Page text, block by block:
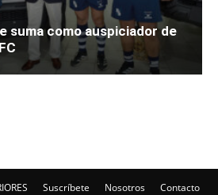
suma como auspiciador de
Suscríbete Nosotros Contacto